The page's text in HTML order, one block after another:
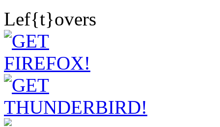
Lef{t}overs